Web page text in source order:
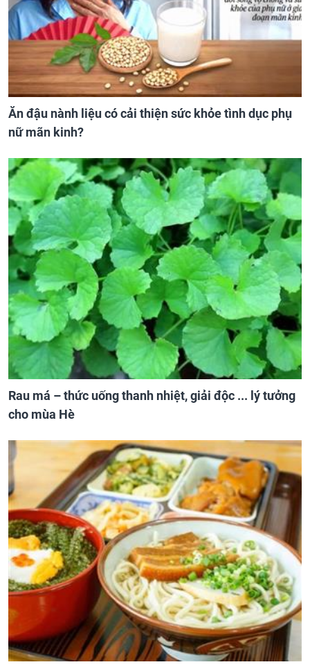
Ăn đậu nành liệu có cải thiện sức khỏe tình dục phụ
nữ mãn kinh?
Rau má – thức uống thanh nhiệt, giải độc ... lý tưởng
cho mùa Hè